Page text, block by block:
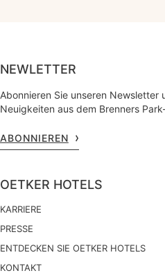
NEWLETTER
Abonnieren Sie unseren Newsletter
Neuigkeiten aus dem Brenners
ABONNIEREN
OETKER HOTELS
KARRIERE
PRESSE
ENTDECKEN SIE OETKER HOTELS
KONTAKT